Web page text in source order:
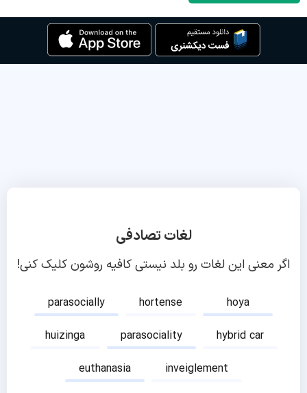
لغات تصادفی
اگر معنی این لغات رو بلد نیستی کافیه روشون کلیک کنی!
parasocially hortense
hoya
huizinga
parasociality
hybrid car
euthanasia
inveiglement